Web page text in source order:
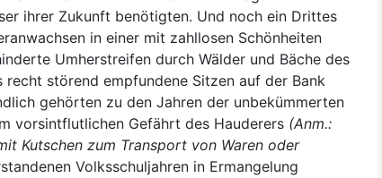
ihrer Zukunft benötigten. Und noch ein Drittes
in einer mit zahllosen Schönheiten
Umherstreifen durch Wälder und Bäche des
störend empfundene Sitzen auf der Bank
gehörten zu den Jahren der unbekümmerten
vorsintflutlichen Gefährt des Hauderers (Anm.:
Kutschen zum Transport von Waren oder
Volksschuljahren in Ermangelung